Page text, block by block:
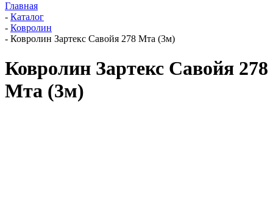
Главная
- Каталог
- Ковролин
- Ковролин Зартекс Савойя 278 Мта (3м)
Ковролин Зартекс Савойя 278
Мта (3м)